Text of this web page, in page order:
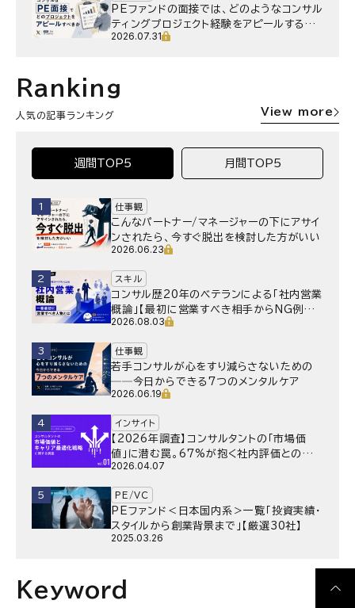
PEファンドの面接では、どのようなコンサル
ティングプロジェクト経験をアピールするべ
きか
2026.07.31
Ranking
人気の記事ランキング View more
週間TOP5 月間TOP5
1 仕事観
こんなパートナー/マネージャーの下にアサイ
ンされたら、今すぐ脱出を検討した方がいい
2026.06.23
2 スキル
コンサル歴20年のベテランによる「社内営業
概論」【最初に営業すべき相手からNG例ま
で】
2026.08.03
3 仕事観
若手コンサルが心をすり減らさないための
──今日からできる7つのメンタルケア
2026.06.19
4 インサイト
【2026年調査】コンサルタントの「市場価
値」に潜む罠。67%が抱く社内評価との乖
離と、採用側が抱く“本音”の懸念とは
2026.04.07
5 PE/VC
PEファンド＜日本国内系＞一覧「投資実績・
スタイルから創業背景まで」【厳選30社】
2025.03.26
Keyword